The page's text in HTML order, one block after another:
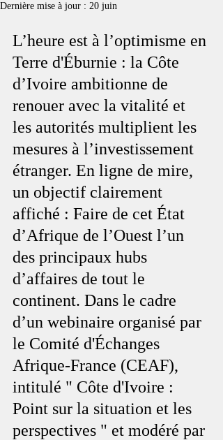
Dernière mise à jour : 20 juin
L’heure est à l’optimisme en
Terre d'Éburnie : la Côte
d’Ivoire ambitionne de
renouer avec la vitalité et
les autorités multiplient les
mesures à l’investissement
étranger. En ligne de mire,
un objectif clairement
affiché : Faire de cet État
d’Afrique de l’Ouest l’un
des principaux hubs
d’affaires de tout le
continent. Dans le cadre
d’un webinaire organisé par
le Comité d'Échanges
Afrique-France (CEAF),
intitulé " Côte d'Ivoire :
Point sur la situation et les
perspectives " et modéré par